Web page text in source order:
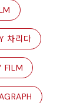
차리다
FILM